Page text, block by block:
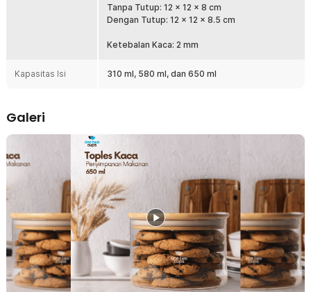
camilan, kacang, pasta, hingga bumbu dapur. Tersedia dalam
banyak pilihan ukuran, Anda juga bisa menggunakan toples untuk
Storage Glass Jar - FJ3
Tanpa Tutup: 12 x 12 x 8 cm
Dengan Tutup: 12 x 12 x 8.5 cm
Ketebalan Kaca: 2 mm
Kapasitas Isi 310 ml, 580 ml, dan 650 ml
Galeri